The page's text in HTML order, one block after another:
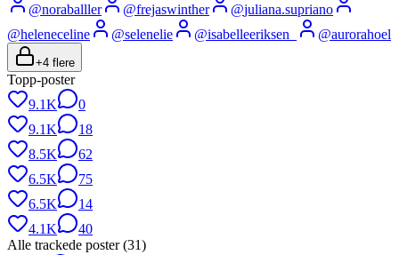
@noraballler @frejaswinther @juliana.supriano
@heleneceline @selenelie @isabelleeriksen_ @aurorahoel
+4 flere
Topp-poster
9.1K
0
9.1K
18
8.5K
62
6.5K
75
6.5K
14
4.1K
40
Alle trackede poster (31)